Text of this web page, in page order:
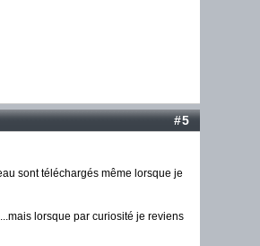
#5
sont téléchargés même lorsque je
lorsque par curiosité je reviens